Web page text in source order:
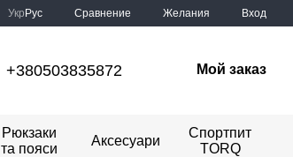
Укр Рус Сравнение Желания Вход
+380503835872 Мой заказ
Рюкзаки
та пояси
Аксесуари
Спортпит
TORQ